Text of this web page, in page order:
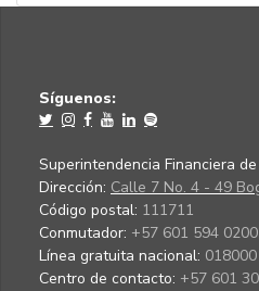
Síguenos:
Superintendencia Financiera
Dirección: Calle 7 No. 4 - 49
Código postal: 111711
Conmutador: +57 601 594
Línea gratuita nacional:
Centro de contacto: +57 601